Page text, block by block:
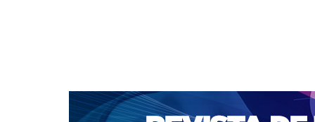
CAPA SOBRE ACESSO CADASTRO
NOTÍCIAS
PORTAL DE REVISTAS DA UNIFACS